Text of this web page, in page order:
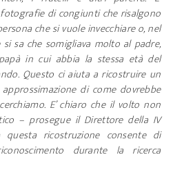
di congiunti che risalgono
che si vuole invecchiare o, nel
sa che somigliava molto al padre,
in cui abbia la stessa età del
Questo ci aiuta a ricostruire un
di come dovrebbe
E’ chiaro che il volto non
– prosegue il Direttore della IV
ricostruzione consente di
durante la ricerca